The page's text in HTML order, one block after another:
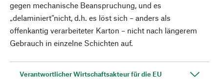
gegen mechanische Beanspruchung, und es
„delaminiert“nicht, d.h. es löst sich – anders als
offenkantig verarbeiteter Karton – nicht nach längerem
Gebrauch in einzelne Schichten auf.
Verantwortlicher Wirtschaftsakteur für die EU